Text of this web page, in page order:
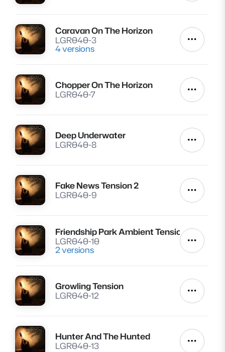
Lire
Caravan On The Horizon
LGR040-3
4 versions Autres
Lire
Chopper On The Horizon
LGR040-7
Autres
Lire
Deep Underwater
LGR040-8
Autres
Lire
Fake News Tension 2
LGR040-9
Autres
Lire
Friendship Park Ambient Tension
LGR040-10
2 versions Autres
Lire
Growling Tension
LGR040-12
Autres
Lire
Hunter And The Hunted
LGR040-13
Autres